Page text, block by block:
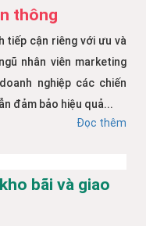
thông
tiếp cận riêng với ưu và
nhân viên marketing
nghiệp các chiến
đảm bảo hiệu quả...
Đọc thêm
bãi và giao